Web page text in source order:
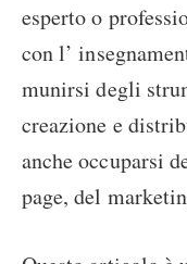
esperto o
con l’
munirsi degli
creazione e
anche occuparsi
page, del